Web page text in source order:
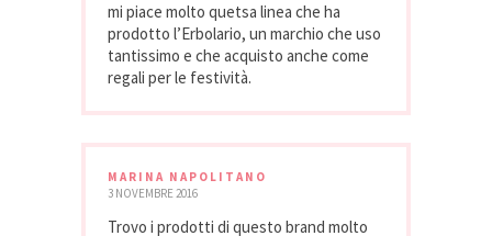
mi piace molto quetsa linea che ha
prodotto l’Erbolario, un marchio che uso
tantissimo e che acquisto anche come
regali per le festività.
MARINA NAPOLITANO
3 NOVEMBRE 2016
Trovo i prodotti di questo brand molto